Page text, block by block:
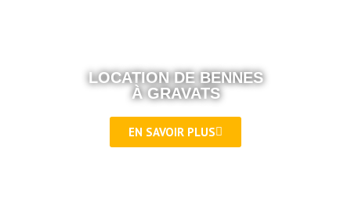
LOCATION DE BENNES
À GRAVATS
EN SAVOIR PLUS